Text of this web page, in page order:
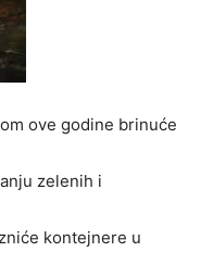
ove godine brinuće
zelenih i
kontejnere u